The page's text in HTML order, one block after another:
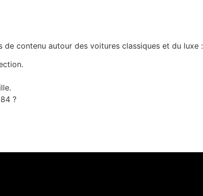
contenu autour des voitures classiques et du luxe :
?